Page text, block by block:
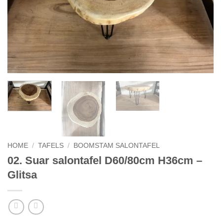
HOME / TAFELS / BOOMSTAM SALONTAFEL
02. Suar salontafel D60/80cm H36cm –
Glitsa